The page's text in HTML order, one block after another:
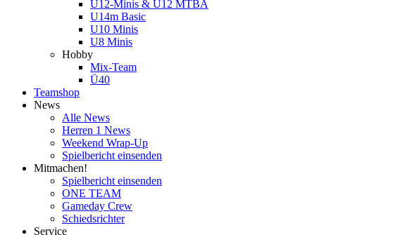
U12-Minis & U12 MTBA
U14m Basic
U10 Minis
U8 Minis
Hobby
Mix-Team
Ü40
Teamshop
News
Alle News
Herren 1 News
Weekend Wrap-Up
Spielbericht einsenden
Mitmachen!
Spielbericht einsenden
ONE TEAM
Gameday Crew
Schiedsrichter
Service